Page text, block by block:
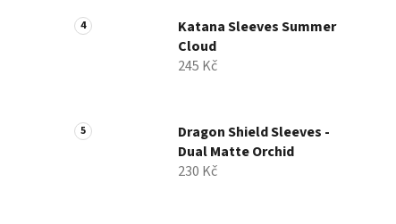
Katana Sleeves Summer
Cloud
245 Kč
Dragon Shield Sleeves -
Dual Matte Orchid
230 Kč